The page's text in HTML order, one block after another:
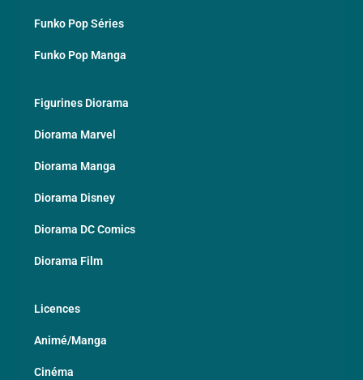
Funko Pop Séries
Funko Pop Manga
Figurines Diorama
Diorama Marvel
Diorama Manga
Diorama Disney
Diorama DC Comics
Diorama Film
Licences
Animé/Manga
Cinéma